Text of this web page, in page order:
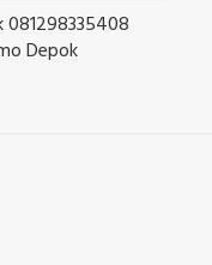
081298335408
Depok